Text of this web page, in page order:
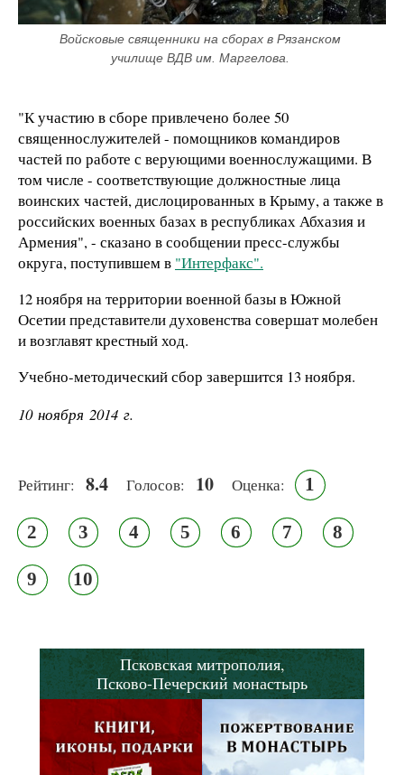
Войсковые священники на сборах в Рязанском
училище ВДВ им. Маргелова.
"Кучастию в сборе привлечено более 50
священнослужителей - помощников командиров
частей по работе с верующими военнослужащими. В
том числе - соответствующие должностные лица
воинских частей, дислоцированных в Крыму, а также в
российских военных базах в республиках Абхазия и
Армения", - сказано в сообщении пресс-службы
округа, поступившем в "Интерфакс".
12 ноября на территории военной базы в Южной
Осетии представители духовенства совершат молебен
и возглавят крестный ход.
Учебно-методический сбор завершится 13 ноября.
10 ноября 2014 г.
Рейтинг: 8.4 Голосов: 10 Оценка: 1
2 3 4 5 6 7 8
9 10
Псковская митрополия,
Псково-Печерский монастырь